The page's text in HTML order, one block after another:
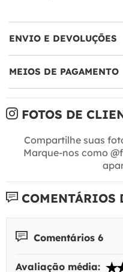
ENVIO E DEVOLUÇÕES
MEIOS DE PAGAMENTO
FOTOS DE
Compartilhe suas
Marque-nos como
COMENTÁRIOS
Comentários 6
Avaliação média: